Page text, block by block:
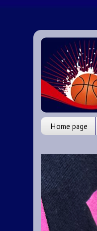
Home page